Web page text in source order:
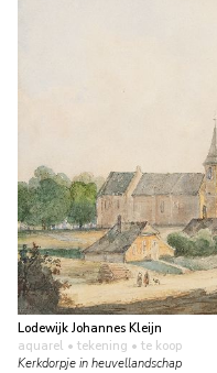
Lodewijk Johannes Kleijn
aquarel • tekening • te koop
Kerkdorpje in heuvellandschap